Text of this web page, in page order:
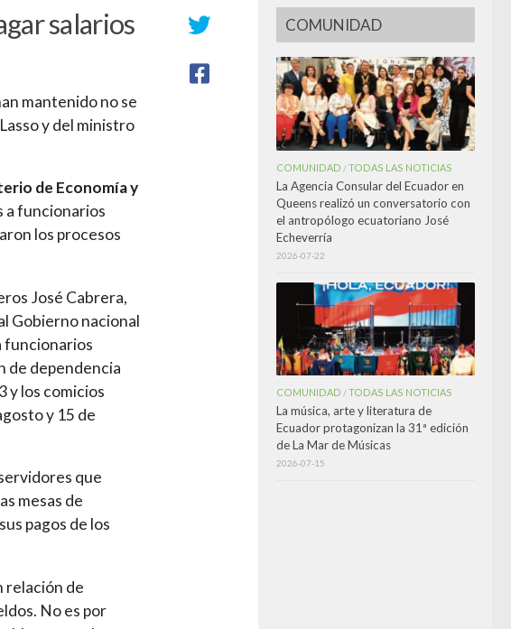
salarios
mantenido no se
y del ministro
de Economía y
a funcionarios
los procesos
José Cabrera,
Gobierno nacional
funcionarios
de dependencia
y los comicios
y 15 de
que
mesas de
pagos de los
relación de
No es por
COMUNIDAD
COMUNIDAD /TODAS LAS NOTICIAS
La Agencia Consular del Ecuador en
Queens realizó un conversatorio con
el antropólogo ecuatoriano José
Echeverría
2026-07-22
COMUNIDAD /TODAS LAS NOTICIAS
La música, arte y literatura de
Ecuador protagonizan la 31ª edición
de La Mar de Músicas
2026-07-15